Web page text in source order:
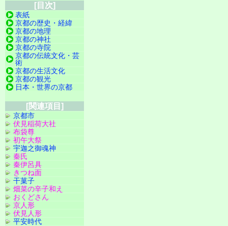
[目次]
表紙
京都の歴史・経緯
京都の地理
京都の神社
京都の寺院
京都の伝統文化・芸
術
京都の生活文化
京都の観光
日本・世界の京都
[関連項目]
京都市
伏見稲荷大社
布袋尊
初午大祭
宇迦之御魂神
秦氏
秦伊呂具
きつね面
干菓子
畑菜の辛子和え
おくどさん
京人形
伏見人形
平安時代